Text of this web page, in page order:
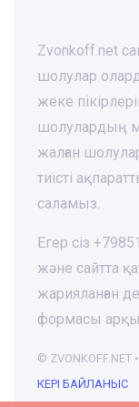
Zvonkoff.net
шолулар
жеке
шолулардың
жалған
тиісті
саламыз.
Егер сіз
және сайтта
жарияланған
формасы
© ZVONKOFF.NET •
КЕРІ БАЙЛАНЫС